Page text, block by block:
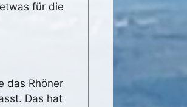
für die
das Rhöner
Das hat